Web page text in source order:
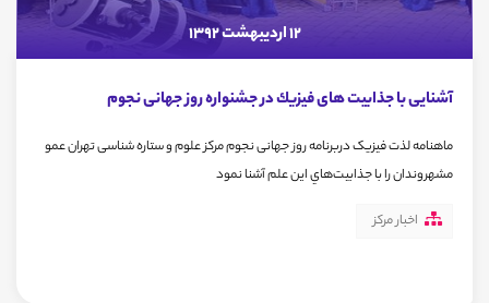
12 اردیبهشت 1392
آشنایی با جذابیت های فيزيك در جشنواره روز جهانی نجوم
ماهنامه لذت فیزیک دربرنامه روز جهانی نجوم مرکز علوم و ستاره شناسی تهران عمو
مشهروندان را با جذابيت‌هاي اين علم آشنا نمود
اخبار مرکز